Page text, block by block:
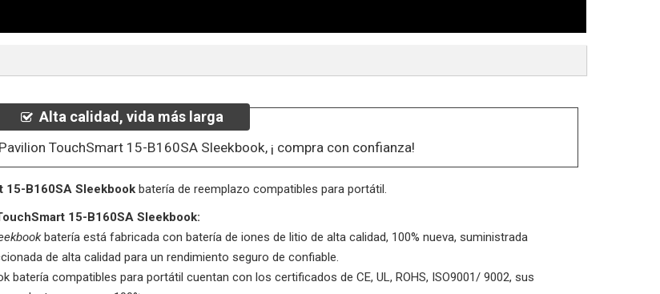
Alta calidad, vida más larga
TouchSmart 15-B160SA Sleekbook, ¡ compra con confianza!
15-B160SA Sleekbook batería de reemplazo compatibles para portátil.
15-B160SA Sleekbook:
batería está fabricada con batería de iones de litio de alta calidad, 100% nueva, suministrada
de alta calidad para un rendimiento seguro de confiable.
batería compatibles para portátil cuentan con los certificados de CE, UL, ROHS, ISO9001/ 9002, sus